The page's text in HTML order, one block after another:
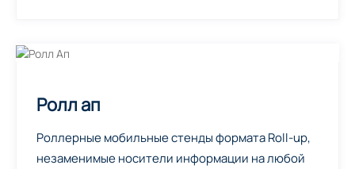
Ролл ап
Роллерные мобильные стенды формата Roll-up,
незаменимые носители информации на любой